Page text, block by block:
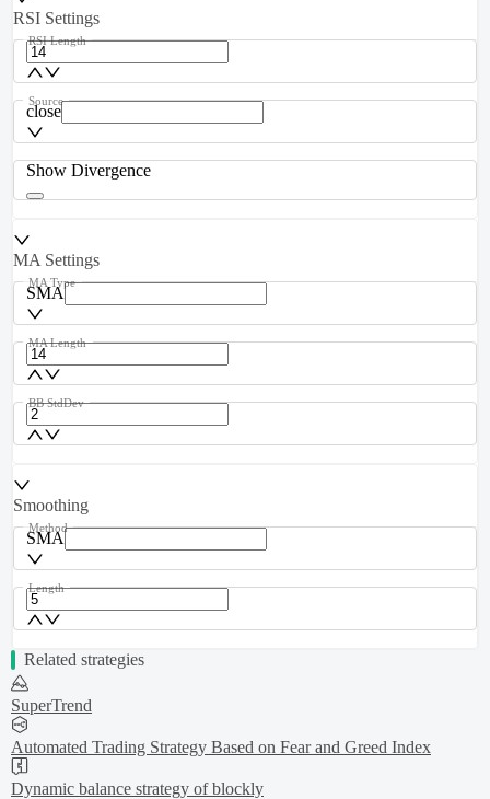
RSI Settings
RSI Length
close
Source
Show Divergence
MA Settings
SMA
MA Type
MA Length
BB StdDev
Smoothing
SMA
Method
Length
Related strategies
SuperTrend
Automated Trading Strategy Based on Fear and Greed Index
Dynamic balance strategy of blockly